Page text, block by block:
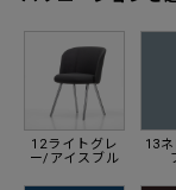
12ライトグレ
ー/アイスブル
13